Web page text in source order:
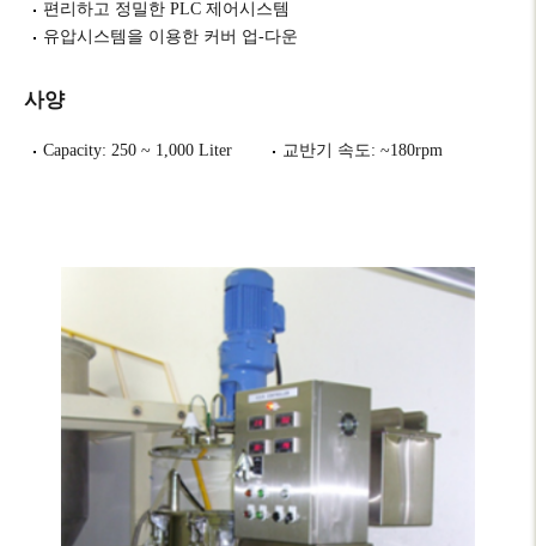
편리하고 정밀한 PLC 제어시스템
유압시스템을 이용한 커버 업-다운
사양
Capacity: 250 ~ 1,000 Liter 교반기 속도: ~180rpm